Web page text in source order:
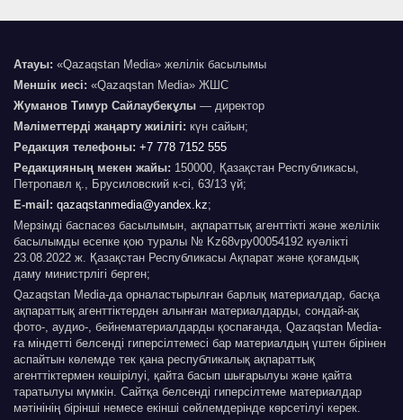
Атауы: «Qazaqstan Media» желілік басылымы
Меншік иесі: «Qazaqstan Media» ЖШС
Жуманов Тимур Сайлаубекұлы — директор
Мәліметтерді жаңарту жиілігі: күн сайын;
Редакция телефоны: +7 778 7152 555
Редакцияның мекен жайы: 150000, Қазақстан Республикасы,
Петропавл қ., Брусиловский к-сі, 63/13 үй;
E-mail: qazaqstanmedia@yandex.kz;
Мерзімді баспасөз басылымын, ақпараттық агенттікті және желілік
басылымды есепке қою туралы № Kz68vpy00054192 куәлікті
23.08.2022 ж. Қазақстан Республикасы Ақпарат және қоғамдық
даму министрлігі берген;
Qazaqstan Media-да орналастырылған барлық материалдар, басқа
ақпараттық агенттіктерден алынған материалдарды, сондай-ақ
фото-, аудио-, бейнематериалдарды қоспағанда, Qazaqstan Media-
ға міндетті белсенді гиперсілтемесі бар материалдың үштен бірінен
аспайтын көлемде тек қана республикалық ақпараттық
агенттіктермен көшірілуі, қайта басып шығарылуы және қайта
таратылуы мүмкін. Сайтқа белсенді гиперсілтеме материалдар
мәтінінің бірінші немесе екінші сөйлемдерінде көрсетілуі керек.